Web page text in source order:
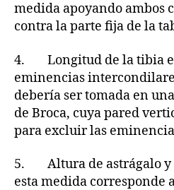
medida apoyando ambos
contra la parte fija de la
4. Longitud de la tibia
eminencias
debería ser tomada en
de Broca, cuya pared
para excluir las
5. Altura de astrágalo y
esta medida corresponde